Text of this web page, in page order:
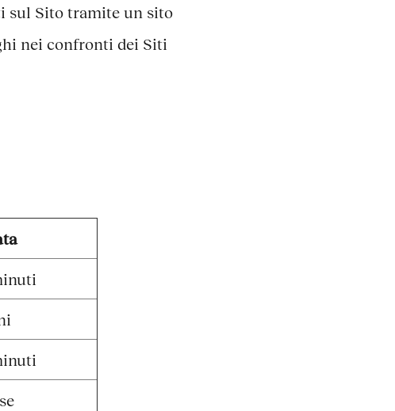
sul Sito tramite un sito
nei confronti dei Siti